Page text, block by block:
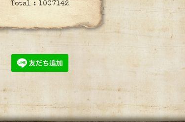
Total :1007142